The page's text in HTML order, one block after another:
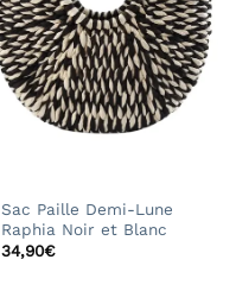
Sac Paille Demi-Lune
Raphia Noir et Blanc
34,90€